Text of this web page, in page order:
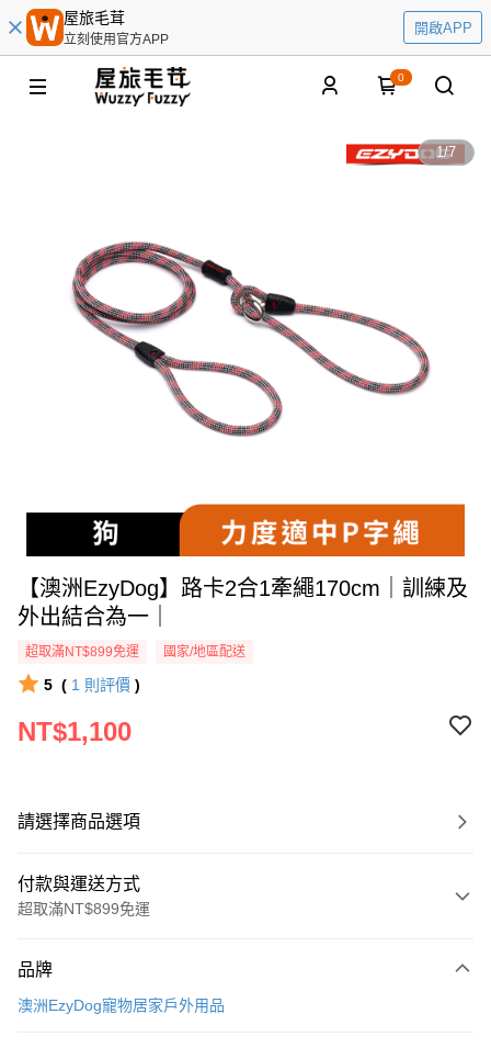
屋旅毛茸
立刻使用官方APP
開啟APP
0
1/7
【澳洲EzyDog】路卡2合1牽繩170cm｜訓練及
外出結合為一｜
超取滿NT$899免運 國家/地區配送
5 ( 1 則評價 )
NT$1,100
請選擇商品選項
付款與運送方式
超取滿NT$899免運
信用卡一次付款
品牌
澳洲EzyDog寵物居家戶外用品